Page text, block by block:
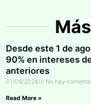
Desde este 1 de
90% en intereses
anteriores
01/08/2024 No hay
Read More »